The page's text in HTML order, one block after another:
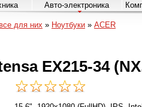
Авто-электроника
для них » Ноутбуки » ACER
EX215-34